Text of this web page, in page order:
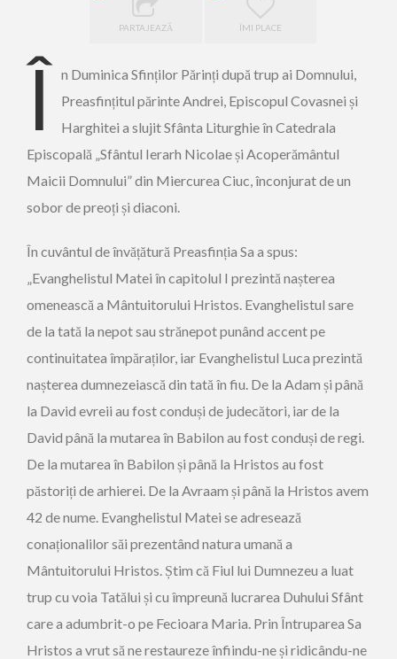
PARTAJEAZĂ ÎMI PLACE
Î n Duminica Sfinților Părinți după trup ai Domnului,
Preasfințitul părinte Andrei, Episcopul Covasnei și
Harghitei a slujit Sfânta Liturghie în Catedrala
Episcopală „Sfântul Ierarh Nicolae și Acoperământul
Maicii Domnului” din Miercurea Ciuc, înconjurat de un
sobor de preoți și diaconi.
În cuvântul de învățătură Preasfinția Sa a spus:
„Evanghelistul Matei în capitolul I prezintă nașterea
omenească a Mântuitorului Hristos. Evanghelistul sare
de la tată la nepot sau strănepot punând accent pe
continuitatea împăraților, iar Evanghelistul Luca prezintă
nașterea dumnezeiască din tată în fiu. De la Adam și până
la David evreii au fost conduși de judecători, iar de la
David până la mutarea în Babilon au fost conduși de regi.
De la mutarea în Babilon și până la Hristos au fost
păstoriți de arhierei. De la Avraam și până la Hristos avem
42 de nume. Evanghelistul Matei se adresează
conaționalilor săi prezentând natura umană a
Mântuitorului Hristos. Știm că Fiul lui Dumnezeu a luat
trup cu voia Tatălui și cu împreună lucrarea Duhului Sfânt
care a adumbrit-o pe Fecioara Maria. Prin Întruparea Sa
Hristos a vrut să ne restaureze înfiindu-ne și ridicându-ne